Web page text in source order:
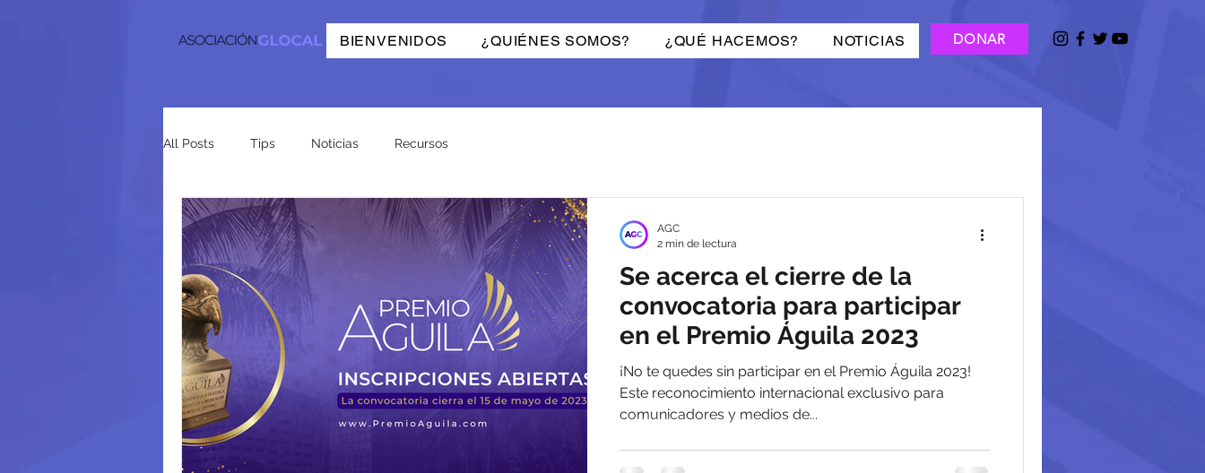
BIENVENIDOS ¿QUIÉNES SOMOS? ¿QUÉ HACEMOS? NOTICIAS DONAR
All Posts Tips Noticias Recursos
Se acerca el cierre de la
convocatoria para participar
en el Premio Águila 2023
¡No te quedes sin participar en el Premio Águila 2023!
Este reconocimiento internacional exclusivo para
comunicadores y medios de...
AGC
2 min de lectura